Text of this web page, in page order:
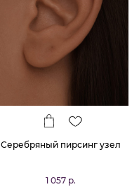
Серебряный пирсинг узел
1 057 р.